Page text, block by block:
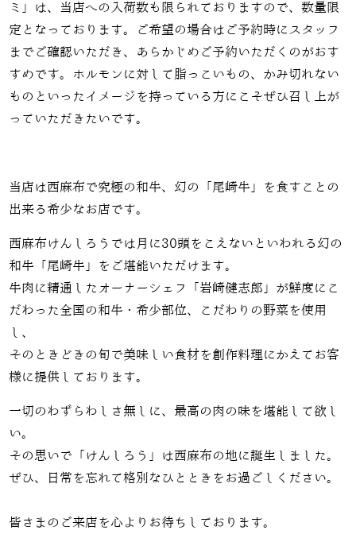
ミ」は、当店への入荷数も限られておりますので、数量限
定となっております。ご希望の場合はご予約時にスタッフ
までご確認いただき、あらかじめご予約いただくのがおす
すめです。ホルモンに対して脂っこいもの、かみ切れない
ものといったイメージを持っている方にこそぜひ召し上が
っていただきたいです。
当店は西麻布で究極の和牛、幻の「尾崎牛」を食すことの
出来る希少なお店です。
西麻布けんしろうでは月に30頭をこえないといわれる幻の
和牛「尾崎牛」をご堪能いただけます。
牛肉に精通したオーナーシェフ「岩崎健志郎」が鮮度にこ
だわった全国の和牛・希少部位、こだわりの野菜を使用
し、
そのときどきの旬で美味しい食材を創作料理にかえてお客
様に提供しております。
一切のわずらわしさ無しに、最高の肉の味を堪能して欲し
い。
その思いで「けんしろう」は西麻布の地に誕生しました。
ぜひ、日常を忘れて格別なひとときをお過ごしください。
皆さまのご来店を心よりお待ちしております。